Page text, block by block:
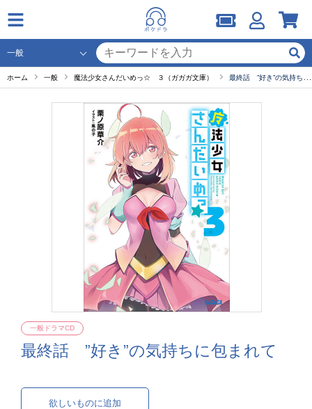
ホーム 一般 魔法少女さんだいめっ☆ ３（ガガガ文庫） 最終話 ”好き”の気持ちに包まれて
最終話 ”好き”の気持ちに包まれて
一般ドラマCD
欲しいものに追加